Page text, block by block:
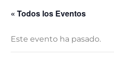
« Todos los Eventos
Este evento ha pasado.